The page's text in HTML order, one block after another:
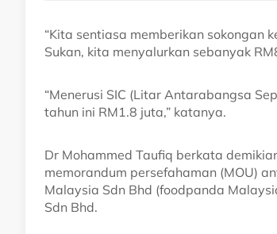
“Kita sentiasa memberikan sokongan
Sukan, kita menyalurkan sebanyak
“Menerusi SIC (Litar Antarabangsa
tahun ini RM1.8 juta,” katanya.
Dr Mohammed Taufiq berkata
memorandum persefahaman (MOU)
Malaysia Sdn Bhd (foodpanda
Sdn Bhd.